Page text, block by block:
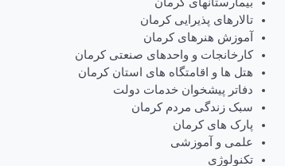
بیمارستانهای کرمان
تالارهای پذیرایی کرمان
آموزش هنرهای کرمان
کارخانجات و واحدهای صنعتی کرمان
هتل ها و اقامتگاه های استان کرمان
دفاتر پیشخوان خدمات دولت
سبک زندگی مردم کرمان
پارک های کرمان
علمی و آموزشی
تکنولوژی